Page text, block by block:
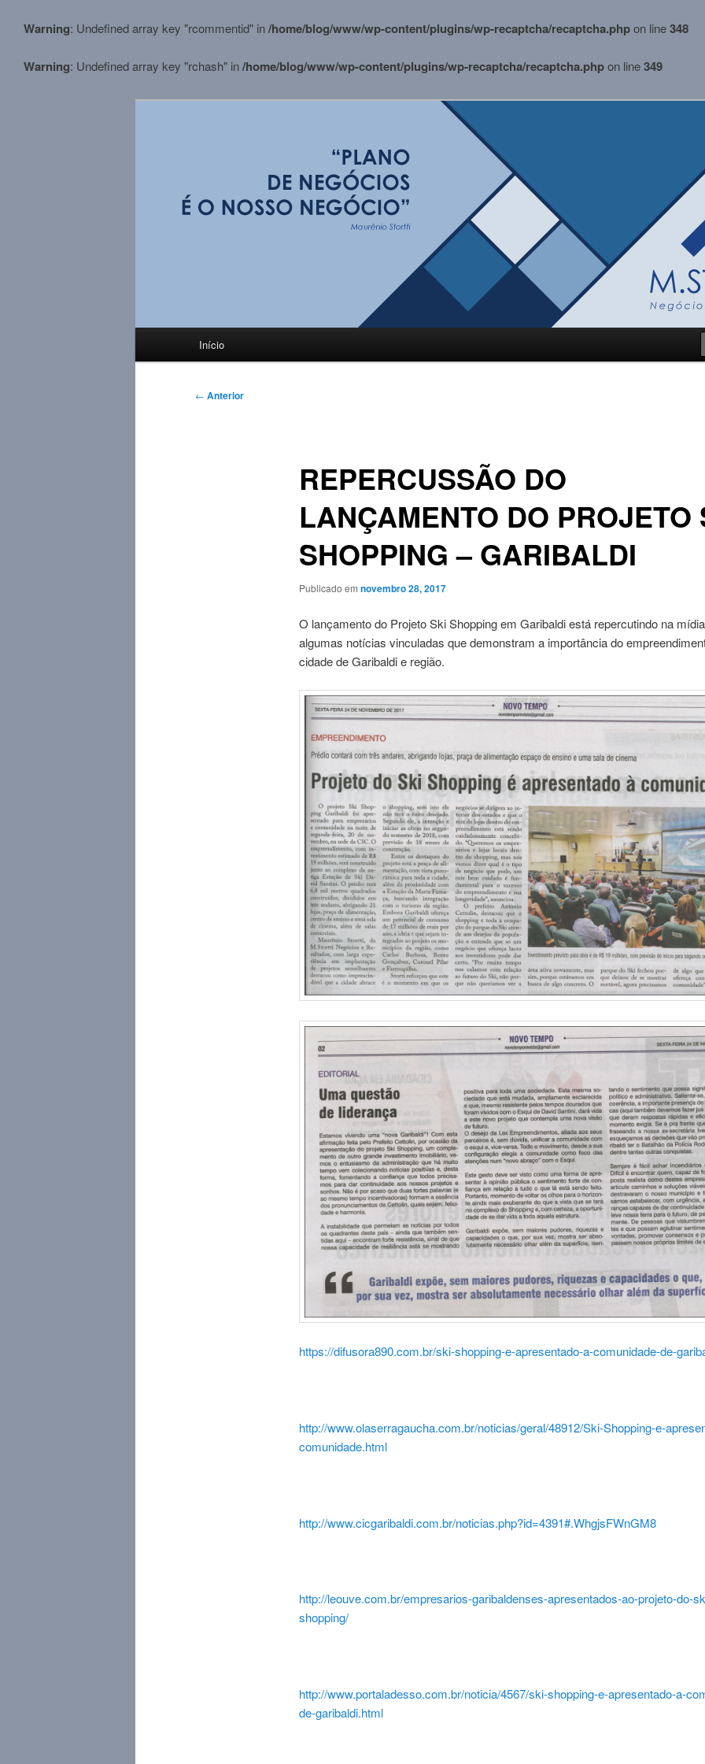
Warning: Undefined array key "rcommentid" in/home/blog/www/wp-content/plugins/wp-recaptcha/recaptcha.phpon line348
Warning: Undefined array key "rchash" in/home/blog/www/wp-content/plugins/wp-recaptcha/recaptcha.phpon line349
BLOG M.Stortti
Início
Navegação
← Anterior
REPERCUSSÃO DO
LANÇAMENTO DO PROJETO
SHOPPING – GARIBALDI
Publicado em novembro 28, 2017
O lançamento do Projeto Ski Shopping em Garibaldi está repercutindo na
algumas notícias vinculadas que demonstram a importância do
cidade de Garibaldi e região.
https://difusora890.com.br/ski-shopping-e-apresentado-a-comunidade-de-
http://www.olaserragaucha.com.br/noticias/geral/48912/Ski-Shopping-e-
comunidade.html
http://www.cicgaribaldi.com.br/noticias.php?id=4391#.WhgjsFWnGM8
http://leouve.com.br/empresarios-garibaldenses-apresentados-ao-projeto-do-
shopping/
http://www.portaladesso.com.br/noticia/4567/ski-shopping-e-apresentado-a-
de-garibaldi.html